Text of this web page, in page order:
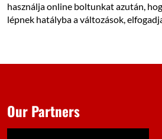
használja online boltunkat azután,
lépnek hatályba a változások,
Our Partners